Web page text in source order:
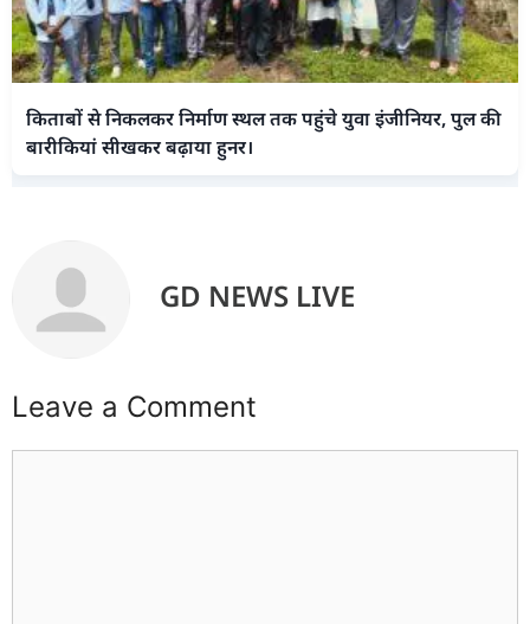
किताबों से निकलकर निर्माण स्थल तक पहुंचे युवा इंजीनियर, पुल की
बारीकियां सीखकर बढ़ाया हुनर।
GD NEWS LIVE
Leave a Comment